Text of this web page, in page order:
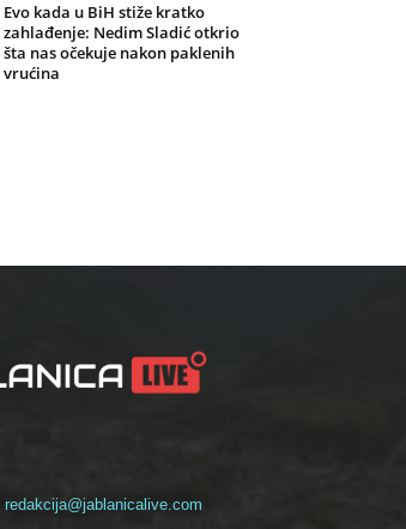
Evo kada u BiH stiže kratko
zahlađenje: Nedim Sladić otkrio
šta nas očekuje nakon paklenih
vrućina
redakcija@jablanicalive.com